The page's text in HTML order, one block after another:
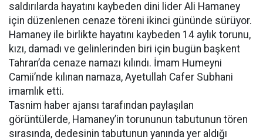
saldırılarda hayatını kaybeden dini lider Ali Hamaney
için düzenlenen cenaze töreni ikinci gününde sürüyor.
Hamaney ile birlikte hayatını kaybeden 14 aylık torunu,
kızı, damadı ve gelinlerinden biri için bugün başkent
Tahran’da cenaze namazı kılındı. İmam Humeyni
Camii’nde kılınan namaza, Ayetullah Cafer Subhani
imamlık etti.
Tasnim haber ajansı tarafından paylaşılan
görüntülerde, Hamaney’in torununun tabutunun tören
sırasında, dedesinin tabutunun yanında yer aldığı